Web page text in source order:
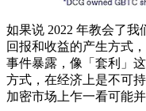
如果说 2022 年教会了
回报和收益的产生方式
事件暴露，像「套利」
方式，在经济上是不可
加密市场上乍一看可能